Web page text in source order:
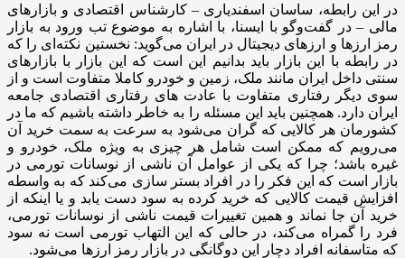
در این رابطه، ساسان اسفندیاری – کارشناس اقتصادی و بازارهای
مالی – در گفت‌وگو با ایسنا، با اشاره به موضوع تب ورود به بازار
رمز ارزها و ارزهای دیجیتال در ایران می‌گوید: نخستین نکته‌ای را که
در رابطه با این بازار باید بدانیم این است که این بازار با بازارهای
سنتی داخل ایران مانند ملک، زمین و خودرو کاملا متفاوت است و از
سوی دیگر رفتاری متفاوت با عادت های رفتاری اقتصادی جامعه
ایران دارد. همچنین باید این مسئله را به خاطر داشته باشیم که ما در
کشورمان هر کالایی که گران می‌شود به سرعت به سمت خرید آن
می‌رویم که ممکن است شامل هر چیزی به ویژه ملک، خودرو و
غیره باشد؛ چرا که یکی از عوامل آن ناشی از نوسانات تورمی در
بازار است که این فکر را در افراد بستر سازی می‌کند که به واسطه
افزایش قیمت کالایی که خرید کرده به سود دست یابد و یا اینکه از
خرید آن جا نماند و همین تغییرات قیمت ناشی از نوسانات تورمی،
فرد را گمراه می‌کند، در حالی که این التهاب تورمی است نه سود
که متاسفانه افراد دچار این دوگانگی در بازار رمز ارزها می‌شود.